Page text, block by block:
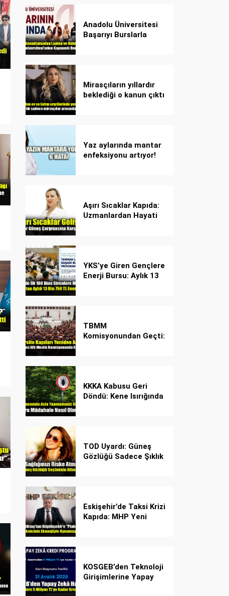
Anadolu Üniversitesi
Başarıyı Burslarla
Mirasçıların yıllardır
beklediği o kanun çıktı
Yaz aylarında mantar
enfeksiyonu artıyor!
Aşırı Sıcaklar Kapıda:
Uzmanlardan Hayati
YKS’ye Giren Gençlere
Enerji Bursu: Aylık 13
TBMM
Komisyonundan Geçti:
KKKA Kabusu Geri
Döndü: Kene Isırığında
TOD Uyardı: Güneş
Gözlüğü Sadece Şıklık
Eskişehir’de Taksi Krizi
Kapıda: MHP Yeni
KOSGEB’den Teknoloji
Girişimlerine Yapay